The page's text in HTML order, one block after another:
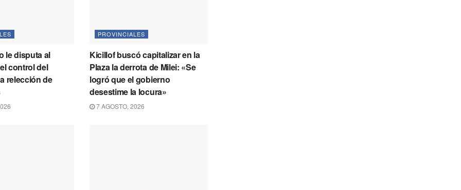
le disputa al
control del
relección de
PROVINCIALES
Kicillof buscó capitalizar en la
Plaza la derrota de Milei: «Se
logró que el gobierno
desestime la locura»
7 AGOSTO, 2026